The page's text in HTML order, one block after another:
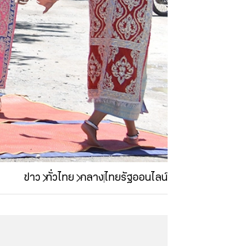
ข่าว ทั่วไทย กลางไทยรัฐออนไลน์